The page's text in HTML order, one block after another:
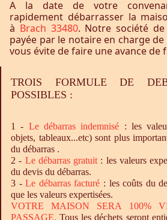
A la date de votre
rapidement débarrasser la
à Brach 33480. Notre société
payée par le notaire en charge de
vous évite de faire une avance de
TROIS FORMULE DE
POSSIBLES :
1 - Ledébarras indemnisé : les
objets, tableaux...etc) sont plus
du débarras .
2 - Le débarrasgratuit : les valeurs
du devis du débarras.
3 -Le débarrasfacturé : les coûts du
que les valeurs expertisées.
VOTRE MAISON SERA 100%
PASSAGE. Tous les déchets seront